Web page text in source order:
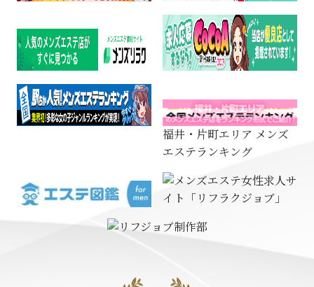
福井・片町エリア メンズ
エステランキング